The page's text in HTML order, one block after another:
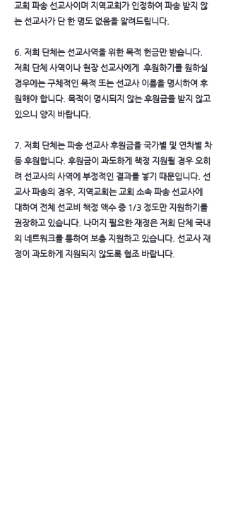
교회 파송 선교사이며 지역교회가 인정하여 파송 받지 않
는 선교사가 단 한 명도 없음을 알려드립니다.
6. 저희 단체는 선교사역을 위한 목적 헌금만 받습니다.
저희 단체 사역이나 현장 선교사에게 후원하기를 원하실
경우에는 구체적인 목적 또는 선교사 이름을 명시하여 후
원해야 합니다. 목적이 명시되지 않는 후원금을 받지 않고
있으니 양지 바랍니다.
7. 저희 단체는 파송 선교사 후원금을 국가별 및 연차별 차
등 후원합니다. 후원금이 과도하게 책정 지원될 경우 오히
려 선교사의 사역에 부정적인 결과를 낳기 때문입니다. 선
교사 파송의 경우, 지역교회는 교회 소속 파송 선교사에
대하여 전체 선교비 책정 액수 중 1/3 정도만 지원하기를
권장하고 있습니다. 나머지 필요한 재정은 저희 단체 국내
외 네트워크를 통하여 보충 지원하고 있습니다. 선교사 재
정이 과도하게 지원되지 않도록 협조 바랍니다.